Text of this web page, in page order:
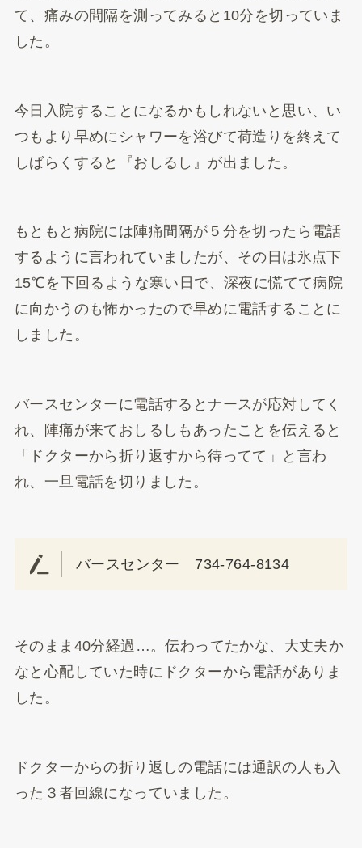
て、痛みの間隔を測ってみると10分を切っていま
した。
今日入院することになるかもしれないと思い、い
つもより早めにシャワーを浴びて荷造りを終えて
しばらくすると『おしるし』が出ました。
もともと病院には陣痛間隔が５分を切ったら電話
するように言われていましたが、その日は氷点下
15℃を下回るような寒い日で、深夜に慌てて病院
に向かうのも怖かったので早めに電話することに
しました。
バースセンターに電話するとナースが応対してく
れ、陣痛が来ておしるしもあったことを伝えると
「ドクターから折り返すから待ってて」と言わ
れ、一旦電話を切りました。
バースセンター 734-764-8134
そのまま40分経過…。伝わってたかな、大丈夫か
なと心配していた時にドクターから電話がありま
した。
ドクターからの折り返しの電話には通訳の人も入
った３者回線になっていました。